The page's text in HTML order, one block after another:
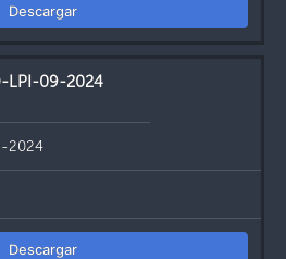
Descargar
LPI-09-2024
2024
Descargar